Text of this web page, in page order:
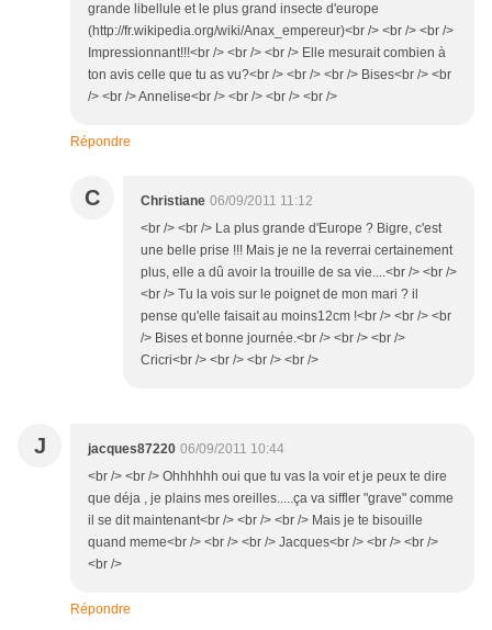
grande libellule et le plus grand insecte d'europe
(http://fr.wikipedia.org/wiki/Anax_empereur)<br /> <br /> <br />
Impressionnant!!!<br /> <br /> <br /> Elle mesurait combien à
ton avis celle que tu as vu?<br /> <br /> <br /> Bises<br /> <br
/> <br /> Annelise<br /> <br /> <br /> <br />
Répondre
C Christiane 06/09/2011 11:12
<br /> <br /> La plus grande d'Europe ? Bigre, c'est
une belle prise !!! Mais je ne la reverrai certainement
plus, elle a dû avoir la trouille de sa vie....<br /> <br />
<br /> Tu la vois sur le poignet de mon mari ? il
pense qu'elle faisait au moins12cm !<br /> <br /> <br
/> Bises et bonne journée.<br /> <br /> <br />
Cricri<br /> <br /> <br /> <br />
J jacques87220 06/09/2011 10:44
<br /> <br /> Ohhhhhh oui que tu vas la voir et je peux te dire
que déja , je plains mes oreilles.....ça va siffler "grave" comme
il se dit maintenant<br /> <br /> <br /> Mais je te bisouille
quand meme<br /> <br /> <br /> Jacques<br /> <br /> <br />
<br />
Répondre